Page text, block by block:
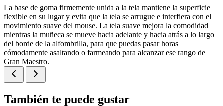
La base de goma firmemente unida a la tela mantiene la superficie
flexible en su lugar y evita que la tela se arrugue e interfiera con el
movimiento suave del mouse. La tela suave mejora la comodidad
mientras la muñeca se mueve hacia adelante y hacia atrás a lo largo
del borde de la alfombrilla, para que puedas pasar horas
cómodamente asaltando o farmeando para alcanzar ese rango de
Gran Maestro.
También te puede gustar